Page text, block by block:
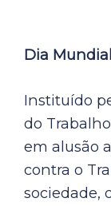
Dia
Instituído
do
em alusão
contra o
sociedade,